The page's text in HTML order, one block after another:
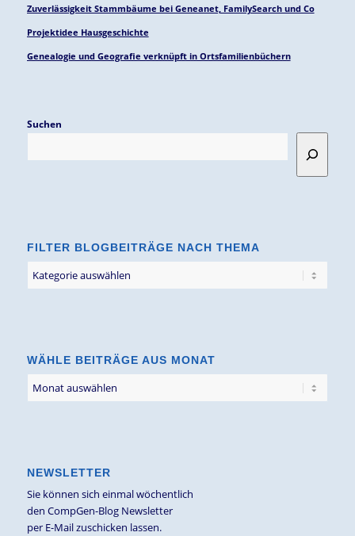
Zuverlässigkeit Stammbäume bei Geneanet, FamilySearch und Co
Projektidee Hausgeschichte
Genealogie und Geografie verknüpft in Ortsfamilienbüchern
Suchen
FILTER BLOGBEITRÄGE NACH THEMA
Blogbeiträge
WÄHLE BEITRÄGE AUS MONAT
NEWSLETTER
Sie können sich einmal wöchentlich
den CompGen-Blog Newsletter
per E-Mail zuschicken lassen.